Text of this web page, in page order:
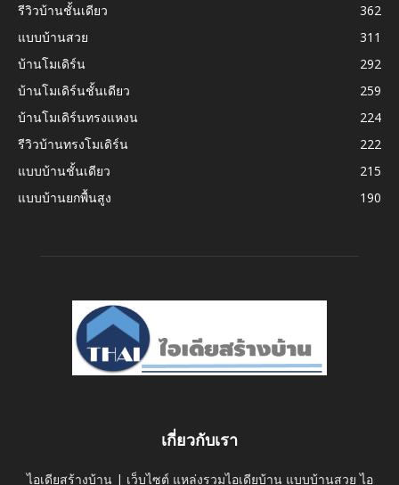
รีวิวบ้านชั้นเดียว
362
แบบบ้านสวย
311
บ้านโมเดิร์น
292
บ้านโมเดิร์นชั้นเดียว
259
บ้านโมเดิร์นทรงแหงน
224
รีวิวบ้านทรงโมเดิร์น
222
แบบบ้านชั้นเดียว
215
แบบบ้านยกพื้นสูง
190
เกี่ยวกับเรา
ไอเดียสร้างบ้าน | เว็บไซต์ แหล่งรวมไอเดียบ้าน แบบบ้านสวย ไอ